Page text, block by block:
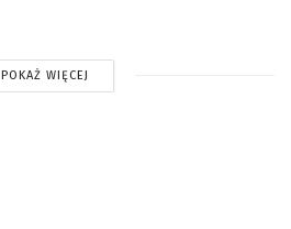
POKAŻ WIĘCEJ